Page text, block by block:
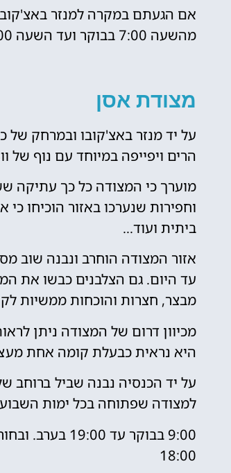
אם הגעתם במקרה למנזר
מהשעה 7:00 בבוקר ועד השעה 20:00 בערב בקיץ ובחורף המנזר פתוח עד השעה 19:00 בערב.
מצודת אסן
הרים ויפייפה במיוחד עם נוף של
וחפירות שנערכו באזור הוכיחו
ביתית ועוד…
עד היום. גם הצלבנים כבשו את
מבצר, חצרות והוכחות ממשיות
מכיוון דרום של המצודה ניתן
היא נראית כבעלת קומה אחת
על יד הכנסיה נבנה שביל ברוחב
למצודה שפתוחה בכל ימות
9:00 בבוקר
18:00